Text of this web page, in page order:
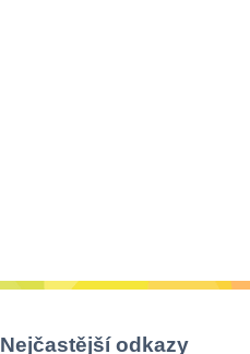
Nejčastější odkazy